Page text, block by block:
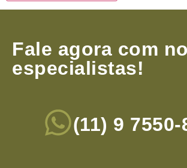
Fale agora com
especialistas!
(11) 9 7550-